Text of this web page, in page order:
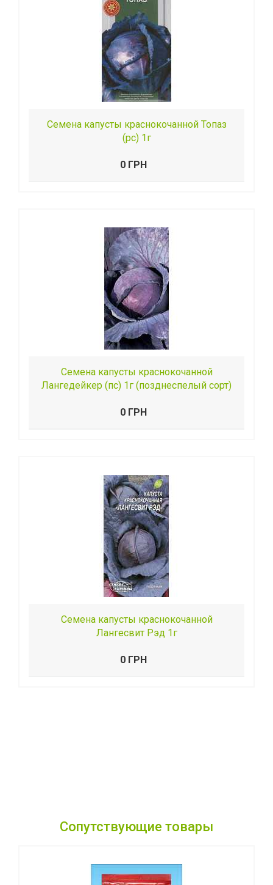
Семена капусты краснокочанной Топаз
(рс) 1г
0 ГРН
Семена капусты краснокочанной
Лангедейкер (пс) 1г (позднеспелый сорт)
0 ГРН
Семена капусты краснокочанной
Лангесвит Рэд 1г
0 ГРН
Сопутствующие товары